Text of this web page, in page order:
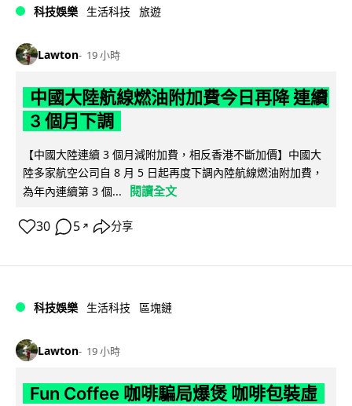
科技娛樂 生活科技 旅遊
Lawton 19 小時
中國大陸航線燃油附加費今日再降 連續
3 個月下調
【中國大陸連續 3 個月減附加費，相反香港不斷加價】中國大
陸多家航空公司自 8 月 5 日起再度下調內陸航線燃油附加費，
為年內連續第 3 個...
閱讀全文
30 5 ↗ 分享
科技娛樂 生活科技 區塊鏈
Lawton 19 小時
Fun Coffee 咖啡騙局爆煲 咖啡包裝虛